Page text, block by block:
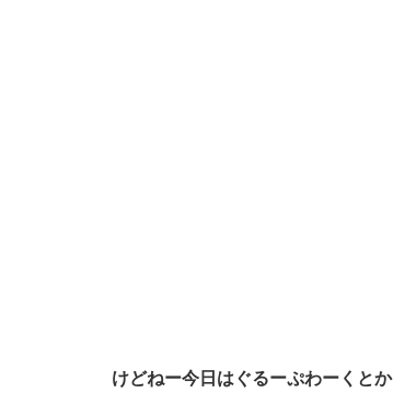
けどねー今日はぐるーぷわーくとか